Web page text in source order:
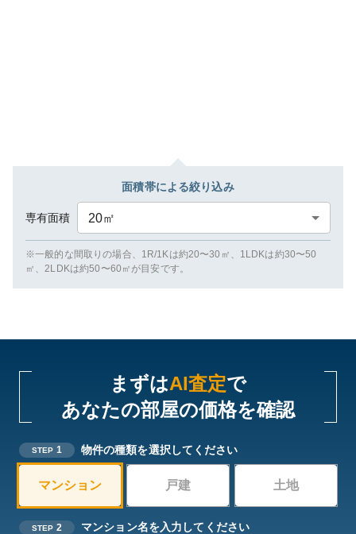
面積帯による絞り込み
専有面積 20㎡
※一般的な間取りの場合、1R/1Kは約20〜30㎡、1LDKは約30〜50
㎡、2LDKは約50〜60㎡が目安です。
まずはAI査定で
あなたの部屋の価格を確認
STEP 1 物件の種類を選択してください
マンション 戸建 土地
STEP 2 マンション名を入力してください